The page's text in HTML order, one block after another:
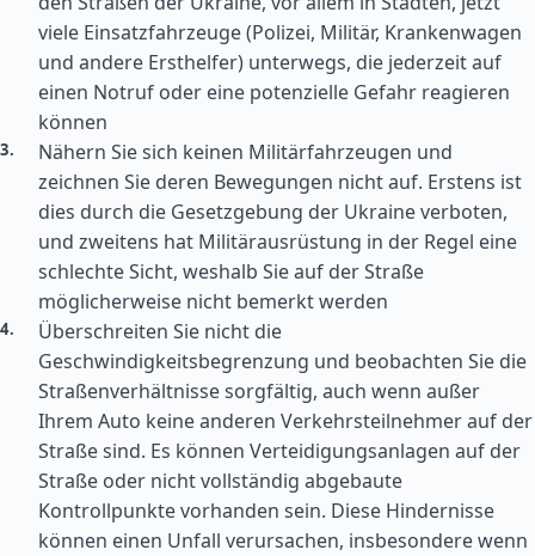
viele Einsatzfahrzeuge (Polizei, Militär, Krankenwagen
und andere Ersthelfer) unterwegs, die jederzeit auf
einen Notruf oder eine potenzielle Gefahr reagieren
können
Nähern Sie sich keinen Militärfahrzeugen und
zeichnen Sie deren Bewegungen nicht auf. Erstens ist
dies durch die Gesetzgebung der Ukraine verboten,
und zweitens hat Militärausrüstung in der Regel eine
schlechte Sicht, weshalb Sie auf der Straße
möglicherweise nicht bemerkt werden
Überschreiten Sie nicht die
Geschwindigkeitsbegrenzung und beobachten Sie die
Straßenverhältnisse sorgfältig, auch wenn außer
Ihrem Auto keine anderen Verkehrsteilnehmer auf der
Straße sind. Es können Verteidigungsanlagen auf der
Straße oder nicht vollständig abgebaute
Kontrollpunkte vorhanden sein. Diese Hindernisse
können einen Unfall verursachen, insbesondere wenn